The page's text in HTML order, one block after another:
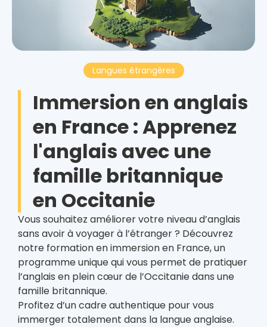
Immersion en anglais
en France : Apprenez
l'anglais avec une
famille britannique
en Occitanie
Vous souhaitez améliorer votre niveau d’anglais
sans avoir à voyager à l’étranger ? Découvrez
notre formation en immersion en France, un
programme unique qui vous permet de pratiquer
l’anglais en plein cœur de l’Occitanie dans une
famille britannique.
Profitez d’un cadre authentique pour vous
immerger totalement dans la langue anglaise.
Langues étrangères